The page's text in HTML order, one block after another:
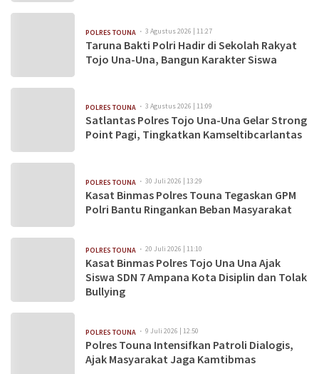
POLRES TOUNA 3 Agustus 2026 | 11:27
Taruna Bakti Polri Hadir di Sekolah Rakyat
Tojo Una-Una, Bangun Karakter Siswa
POLRES TOUNA 3 Agustus 2026 | 11:09
Satlantas Polres Tojo Una-Una Gelar Strong
Point Pagi, Tingkatkan Kamseltibcarlantas
POLRES TOUNA 30 Juli 2026 | 13:29
Kasat Binmas Polres Touna Tegaskan GPM
Polri Bantu Ringankan Beban Masyarakat
POLRES TOUNA 20 Juli 2026 | 11:10
Kasat Binmas Polres Tojo Una Una Ajak
Siswa SDN 7 Ampana Kota Disiplin dan Tolak
Bullying
POLRES TOUNA 9 Juli 2026 | 12:50
Polres Touna Intensifkan Patroli Dialogis,
Ajak Masyarakat Jaga Kamtibmas